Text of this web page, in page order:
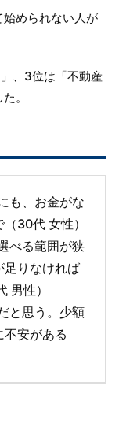
められない人が
、3位は「不動産
。
も、お金がな
30代 女性）
べる範囲が狭
足りなければ
男性）
と思う。少額
安がある